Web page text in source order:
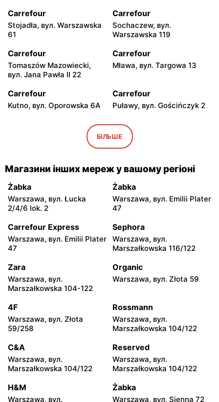
Carrefour
Stojadła, вул. Warszawska
61
Carrefour
Sochaczew, вул.
Warszawska 119
Carrefour
Tomaszów Mazowiecki,
вул. Jana Pawła II 22
Carrefour
Mława, вул. Targowa 13
Carrefour
Kutno, вул. Oporowska 6A
Carrefour
Puławy, вул. Gościńczyk 2
Przybyszewskiego 176/178
Carrefour
Łódź, вул. Kolumny 6/36
Carrefour
Łódź al. Ks. Bp. Władysława
Bandurskiego 49
Carrefour
Łódź, вул. Szparagowa 7
Carrefour
4/20
Carrefour
Juliusza Słowackiego 123
Carrefour
Sobieskiego 9
Carrefour
вул. Adama Mickiewicza 30
Carrefour
20
Carrefour
Witosa 6
Carrefour
28
Carrefour
Krasickiego 1 b
Carrefour
20
Carrefour
63a
БІЛЬШЕ
Магазини інших мереж у вашому регіоні
Żabka
Warszawa, вул. Łucka
2/4/6 lok. 2
Żabka
Warszawa, вул. Emilii Plater
47
Carrefour Express
Warszawa, вул. Emilii Plater
47
Sephora
Warszawa, вул.
Marszałkowska 116/122
Zara
Warszawa, вул.
Marszałkowska 104-122
Organic
Warszawa, вул. Złota 59
4F
Warszawa, вул. Złota
59/258
Rossmann
Warszawa, вул.
Marszałkowska 104/122
C&A
Warszawa, вул.
Marszałkowska 104/122
Reserved
Warszawa, вул.
Marszałkowska 104/122
H&M
Warszawa, вул.
Żabka
Warszawa, вул. Sienna 72